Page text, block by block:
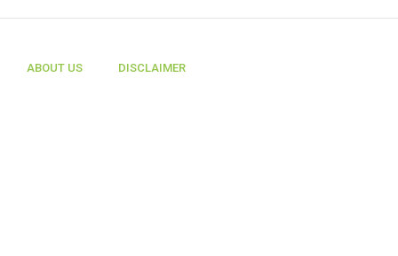
ABOUT US DISCLAIMER